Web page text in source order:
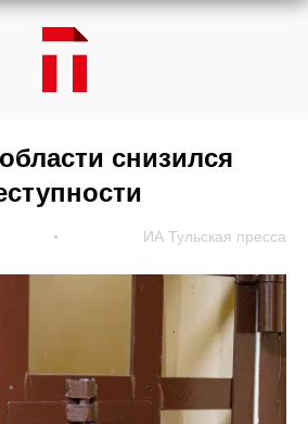
снизился
ИА Тульская пресса